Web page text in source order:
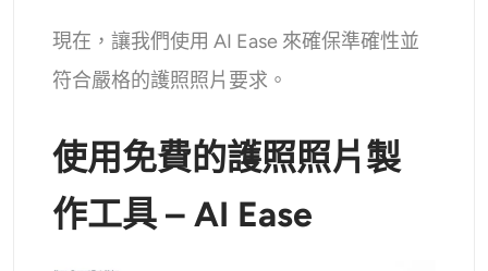
現在，讓我們使用 AI Ease 來確保準確性並
符合嚴格的護照照片要求。
使用免費的護照照片製
作工具 – AI Ease